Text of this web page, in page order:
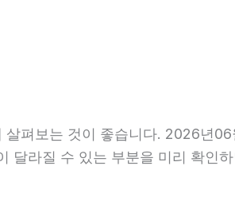
펴보는 것이 좋습니다. 2026년
라질 수 있는 부분을 미리 확인